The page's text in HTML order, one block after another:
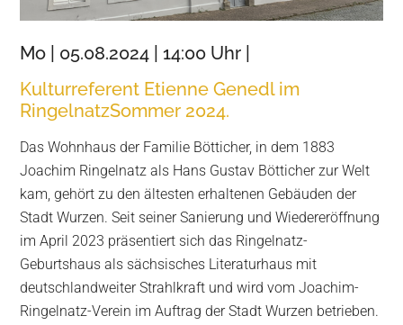
Mo | 05.08.2024 | 14:00 Uhr |
Kulturreferent Etienne Genedl im
RingelnatzSommer 2024.
Das Wohnhaus der Familie Bötticher, in dem 1883
Joachim Ringelnatz als Hans Gustav Bötticher zur Welt
kam, gehört zu den ältesten erhaltenen Gebäuden der
Stadt Wurzen. Seit seiner Sanierung und Wiedereröffnung
im April 2023 präsentiert sich das Ringelnatz-
Geburtshaus als sächsisches Literaturhaus mit
deutschlandweiter Strahlkraft und wird vom Joachim-
Ringelnatz-Verein im Auftrag der Stadt Wurzen betrieben.